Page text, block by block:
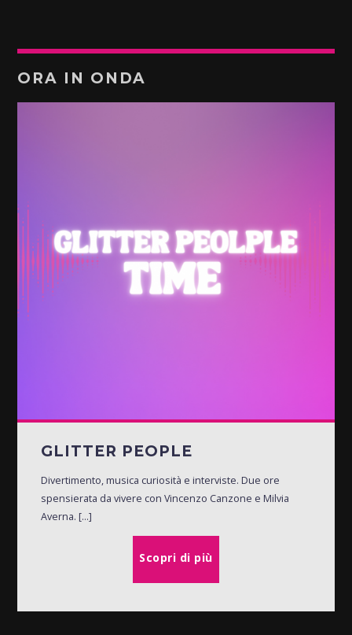
ORA IN ONDA
GLITTER PEOPLE
Divertimento, musica curiosità e interviste. Due ore
spensierata da vivere con Vincenzo Canzone e Milvia
Averna. [...]
Scopri di più